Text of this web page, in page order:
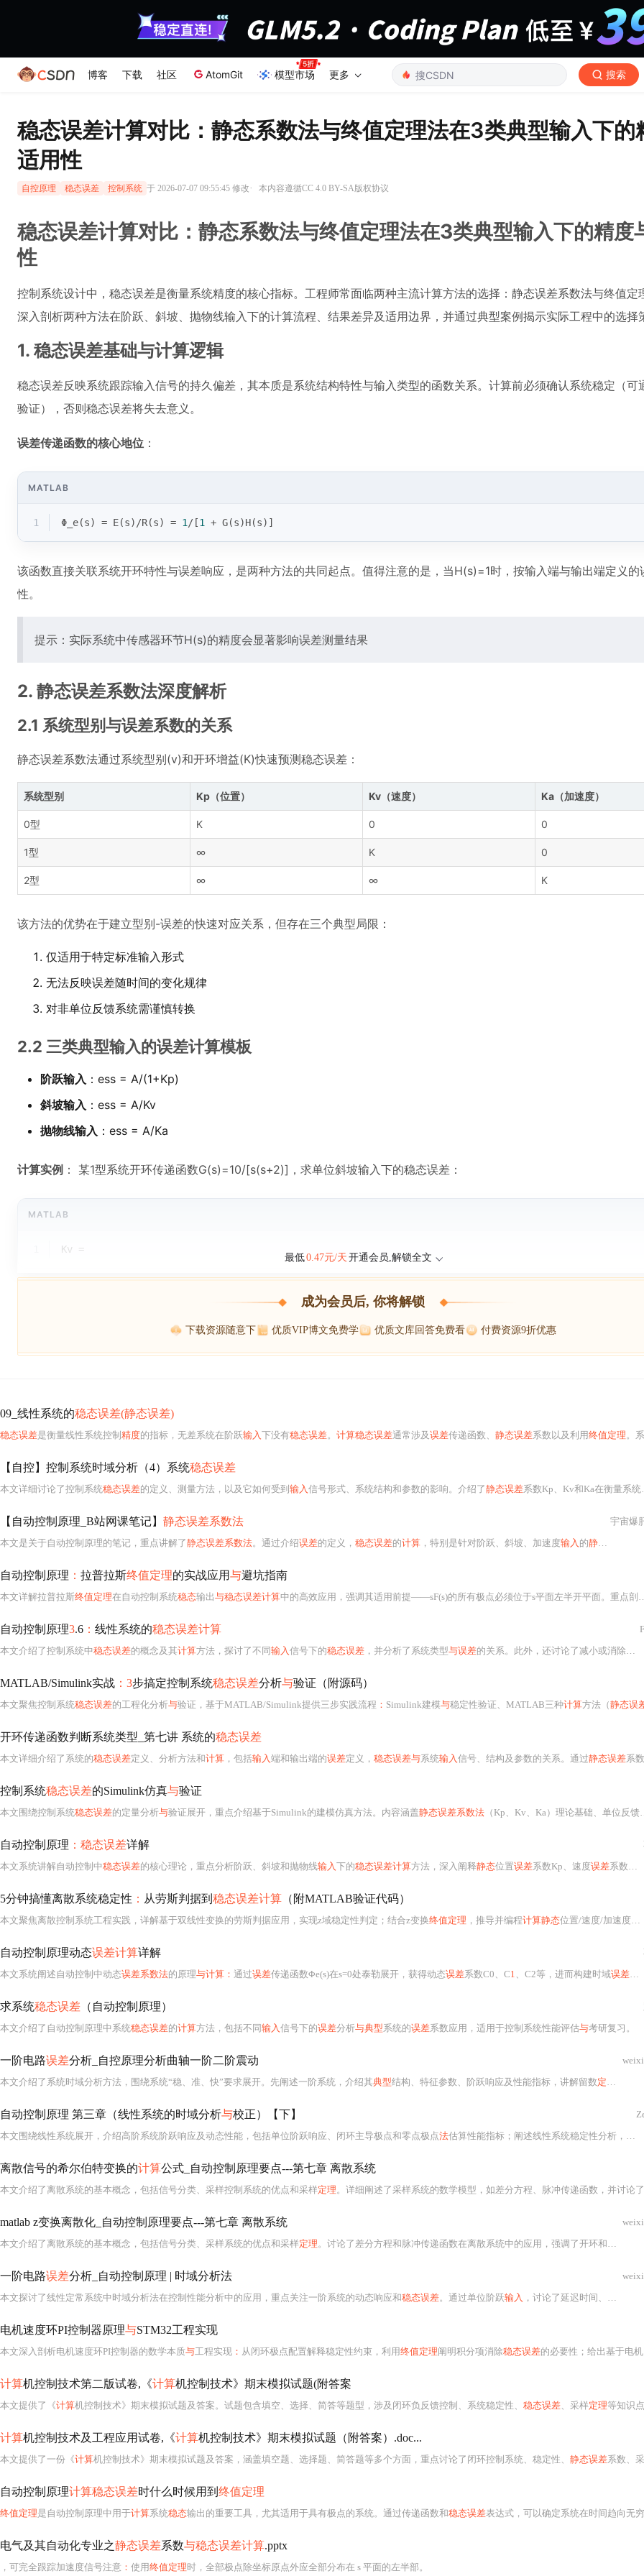
博客 下载 社区 AtomGit 模型市场 更多 搜索
稳态误差计算对比：静态系数法与终值定理法在3类典型输入下的
适用性
自控原理 稳态误差 控制系统 于 2026-07-07 09:55:45 修改· 本内容遵循CC 4.0 BY-SA版权协议
稳态误差计算对比：静态系数法与终值定理法在3类典型输入下的精度
性
控制系统设计中，稳态误差是衡量系统精度的核心指标。工程师常面临两种主流计算方法的选择：静态误差系数法与终值定
深入剖析两种方法在阶跃、斜坡、抛物线输入下的计算流程、结果差异及适用边界，并通过典型案例揭示实际工程中的选择
1. 稳态误差基础与计算逻辑
稳态误差反映系统跟踪输入信号的持久偏差，其本质是系统结构特性与输入类型的函数关系。计算前必须确认系统稳定（可
验证），否则稳态误差将失去意义。
误差传递函数的核心地位 ：
MATLAB
1 Φ_e(s) = E(s)/R(s) = 1 /[1 + G(s)H(s)]
该函数直接关联系统开环特性与误差响应，是两种方法的共同起点。值得注意的是，当H(s)=1时，按输入端与输出端定义的
性。
提示：实际系统中传感器环节H(s)的精度会显著影响误差测量结果
2. 静态误差系数法深度解析
2.1 系统型别与误差系数的关系
静态误差系数法通过系统型别(v)和开环增益(K)快速预测稳态误差：
系统型别 Kp（位置） Kv（速度） Ka（加速度）
0型 K 0 0
1型 ∞ K 0
2型 ∞ ∞ K
该方法的优势在于建立型别-误差的快速对应关系，但存在三个典型局限：
仅适用于特定标准输入形式
无法反映误差随时间的变化规律
对非单位反馈系统需谨慎转换
2.2 三类典型输入的误差计算模板
阶跃输入 ：ess = A/(1+Kp)
斜坡输入 ：ess = A/Kv
抛物线输入 ：ess = A/Ka
计算实例 ： 某1型系统开环传递函数G(s)=10/[s(s+2)]，求单位斜坡输入下的稳态误差：
MATLAB
Kv =
最低0.47元/天 开通会员,解锁全文
成为会员后, 你将解锁
下载资源随意下 优质VIP博文免费学 优质文库回答免费看 付费资源9折优惠
09_线性系统的稳态误差(静态误差)
稳态误差是衡量线性系统控制 精度的指标，无差系统在阶跃输入下没有稳态误差。 计算稳态误差通常涉及误差传递函数、 静态误差系数以及利用终值定理。系统稳定性可通过劳斯判据判断。
【自控】控制系统时域分析（4）系统稳态误差
本文详细讨论了控制系统稳态误差的定义、测量方法，以及它如何受到 输入信号形式、系统结构和参数的影响。介绍了静态误差系数Kp、Kv和Ka在衡量系统
【自动控制原理_B站网课笔记】 静态误差系数法
本文是关于自动控制原理的笔记，重点讲解了静态误差系数法。通过介绍误差的定义， 稳态误差的计算 ，特别是针对阶跃、斜坡、加速度输入 的静态误差
宇宙爆
自动控制原理 ： 拉普拉斯终值定理的实战应用与避坑指南
本文详解拉普拉斯终值定理在自动控制系统稳态输出与稳态误差计算中的高效应用，强调其适用前提——sF(s)的所有极点必须位于s平面左半开平面。重点剖析四大常见误用陷阱
自动控制原理3.6 ： 线性系统的稳态误差计算
本文介绍了控制系统中稳态误差的概念及其计算方法，探讨了不同输入信号下的稳态误差 ，并分析了系统类型与误差的关系。此外，还讨论了减小或消除稳
MATLAB/Simulink实战 ：3步搞定控制系统稳态误差分析与验证（附源码）
本文聚焦控制系统稳态误差的工程化分析与验证，基于MATLAB/Simulink提供三步实践流程 ： Simulink建模与稳定性验证、MATLAB三种计算方法（静态误差
开环传递函数判断系统类型_第七讲 系统的稳态误差
本文详细介绍了系统的稳态误差定义、分析方法和计算 ，包括输入端和输出端的误差定义， 稳态误差与系统输入信号、结构及参数的关系。通过静态误差系数Kp、Kv和Ka探讨了
控制系统稳态误差的Simulink仿真与验证
本文围绕控制系统稳态误差的定量分析与验证展开，重点介绍基于Simulink的建模仿真方法。内容涵盖静态误差系数法 （Kp、Kv、Ka）理论基础、单位反馈系统建模流程、阶跃/斜坡/抛物线
自动控制原理 ：稳态误差详解
本文系统讲解自动控制中稳态误差的核心理论，重点分析阶跃、斜坡和抛物线输入下的稳态误差计算方法，深入阐释静态位置误差系数Kp、速度误差系数Kv和加速度
5分钟搞懂离散系统稳定性 ： 从劳斯判据到 稳态误差计算 （附MATLAB验证代码）
本文聚焦离散控制系统工程实践，详解基于双线性变换的劳斯判据应用，实现z域稳定性判定；结合z变换终值定理 ，推导并编程计算静态位置/速度/加速度误
自动控制原理动态误差计算详解
本文系统阐述自动控制中动态误差系数法的原理与计算： 通过误差传递函数Φe(s)在s=0处泰勒展开，获得动态误差系数C0、C1、C2等，进而构建时域误差表
求系统稳态误差 （自动控制原理）
本文介绍了自动控制原理中系统稳态误差的计算方法，包括不同输入信号下的误差分析与典型系统的误差系数应用，适用于控制系统性能评估与考研复习。
一阶电路误差分析_自控原理分析曲轴一阶二阶震动
本文介绍了系统时域分析方法，围绕系统“稳、准、快”要求展开。先阐述一阶系统，介绍其典型结构、特征参数、阶跃响应及性能指标，讲解留数定理计算
自动控制原理 第三章（线性系统的时域分析与校正）【下】
本文围绕线性系统展开，介绍高阶系统阶跃响应及动态性能，包括单位阶跃响应、闭环主导极点和零点极点法估算性能指标；阐述线性系统稳定性分析，含稳定性概念、判据及劳斯判据应用；还讲解
离散信号的希尔伯特变换的计算公式_自动控制原理要点---第七章 离散系统
本文介绍了离散系统的基本概念，包括信号分类、采样控制系统的优点和采样定理。详细阐述了采样系统的数学模型，如差分方程、脉冲传递函数，并讨论了闭环系统的脉冲传递函数和稳定性判据。同时，分析了不同
matlab z变换离散化_自动控制原理要点---第七章 离散系统
本文介绍了离散系统的基本概念，包括信号分类、采样系统的优点和采样定理。讨论了差分方程和脉冲传递函数在离散系统中的应用，强调了开环和闭环脉冲传递函数的
一阶电路误差分析_自动控制原理 | 时域分析法
本文探讨了线性定常系统中时域分析法在控制性能分析中的应用，重点关注一阶系统的动态响应和稳态误差。通过单位阶跃输入 ，讨论了延迟时间、上升时间、峰值时间和调节时间等性能指标，并介绍了稳定性判据，如赫尔维茨稳定性判据和劳思判据。
电机速度环PI控制器原理与STM32工程实现
本文深入剖析电机速度环PI控制器的数学本质与工程实现 ： 从闭环极点配置解释稳定性约束，利用终值定理阐明积分项消除稳态误差的必要性；给出基于电机电气/机械时间常数的Kp
计算机控制技术第二版试卷,《计算机控制技术》期末模拟试题(附答案
本文提供了《计算机控制技术》期末模拟试题及答案。试题包含填空、选择、简答等题型，涉及闭环负反馈控制、系统稳定性、 稳态误差、采样定理等知识点。通过这些试题
计算机控制技术及工程应用试卷,《计算机控制技术》期末模拟试题（附答案）.doc...
本文提供了一份《计算机控制技术》期末模拟试题及答案，涵盖填空题、选择题、简答题等多个方面，重点讨论了闭环控制系统、稳定性、 静态误差系数、采样
自动控制原理计算稳态误差时什么时候用到 终值定理
终值定理是自动控制原理中用于计算系统稳态输出的重要工具，尤其适用于具有极点的系统。通过传递函数和稳态误差表达式，可以确定系统在时间趋向无穷大时的输出值，进而
电气及其自动化专业之静态误差系数与稳态误差计算.pptx
，可完全跟踪加速度信号注意 ： 使用终值定理时，全部极点除坐标原点外应全部分布在 s 平面的左半部。